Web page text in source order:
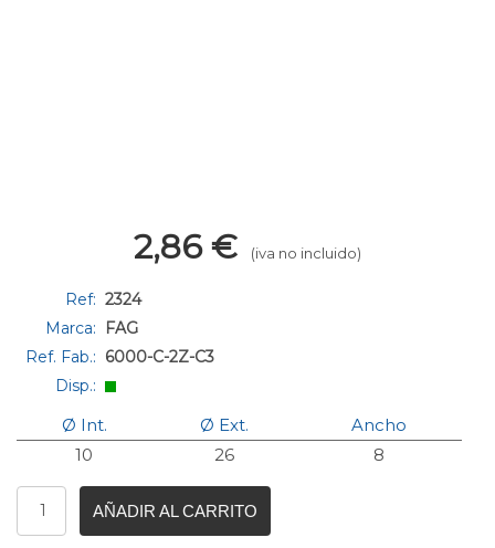
2,86 € (iva no incluido)
Ref: 2324
Marca:
FAG
Ref. Fab.: 6000-C-2Z-C3
Disp.:
Ø Int. Ø Ext.
Ancho
10
26 8
AÑADIR AL CARRITO